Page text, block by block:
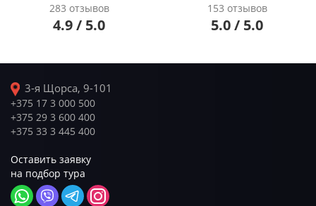
283 отзывов
4.9 / 5.0
153 отзывов
5.0 / 5.0
3-я Щорса, 9-101
+375 17 3 000 500
+375 29 3 600 400
+375 33 3 445 400
Оставить заявку
на подбор тура